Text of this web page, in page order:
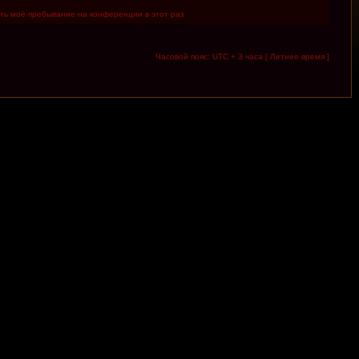
моё пребывание на конференции в этот раз
Часовой пояс: UTC + 3 часа [ Летнее время ]